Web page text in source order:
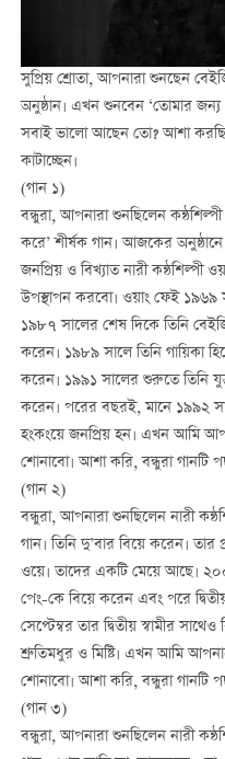
সুপ্রিয় শ্রোতা, আপনারা শুনছেন
অনুষ্ঠান। এখন শুনবেন ‘তোমার
সবাই ভালো আছেন তো? আশা
কাটাচ্ছেন।
(গান ১)
বন্ধুরা, আপনারা শুনছিলেন
করে’ শীর্ষক গান। আজকের
জনপ্রিয় ও বিখ্যাত নারী কন্ঠশিল্পী
উপস্থাপন করবো। ওয়াং ফেই
১৯৮৭ সালের শেষ দিকে তিনি
করেন। ১৯৮৯ সালে তিনি গায়িকা
করেন। ১৯৯১ সালের শুরুতে তিনি
করেন। পরের বছরই, মানে ১৯৯২
হংকংয়ে জনপ্রিয় হন। এখন আমি
শোনাবো। আশা করি, বন্ধুরা গানটি
(গান ২)
বন্ধুরা, আপনারা শুনছিলেন নারী
গান। তিনি দু’বার বিয়ে করেন। তার
ওয়ে। তাদের একটি মেয়ে আছে।
পেং-কে বিয়ে করেন এবং পরে
সেপ্টেম্বর তার দ্বিতীয় স্বামীর
শ্রুতিমধুর ও মিষ্টি। এখন আমি
শোনাবো। আশা করি, বন্ধুরা গানটি
(গান ৩)
বন্ধুরা, আপনারা শুনছিলেন নারী